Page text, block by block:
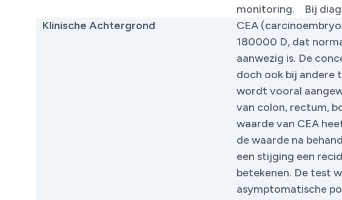
monitoring. Bij
Klinische Achtergrond
CEA
180000 D, dat
aanwezig is. De
doch ook bij andere
wordt vooral
van colon, rectum,
waarde van CEA
de waarde na
een stijging een
betekenen. De test
asymptomatische